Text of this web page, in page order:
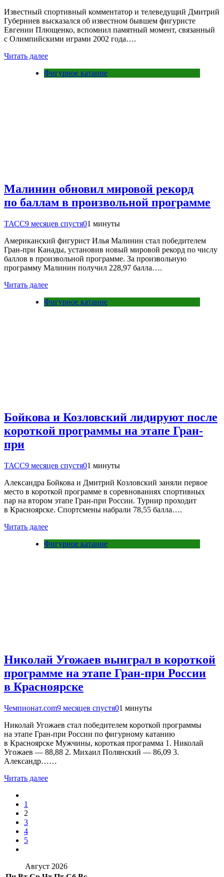
Известный спортивный комментатор и телеведущий Дмитрий
Губерниев высказался об известном бывшем фигуристе
Евгении Плющенко, вспомнил памятный момент, связанный
с Олимпийскими играми 2002 года….
Читать далее
Фигурное катание
Малинин обновил мировой рекорд
по баллам в произвольной программе
ТАСС9 месяцев спустя01 минуты
Американский фигурист Илья Малинин стал победителем
Гран-при Канады, установив новый мировой рекорд по числу
баллов в произвольной программе. За произвольную
программу Малинин получил 228,97 балла….
Читать далее
Фигурное катание
Бойкова и Козловский лидируют после
короткой программы на этапе Гран-
при
ТАСС9 месяцев спустя01 минуты
Александра Бойкова и Дмитрий Козловский заняли первое
место в короткой программе в соревнованиях спортивных
пар на втором этапе Гран-при России. Турнир проходит
в Красноярске. Спортсмены набрали 78,55 балла….
Читать далее
Фигурное катание
Николай Угожаев выиграл в короткой
программе на этапе Гран-при России
в Красноярске
Чемпионат.com9 месяцев спустя01 минуты
Николай Угожаев стал победителем короткой программы
на этапе Гран-при России по фигурному катанию
в Красноярске Мужчины, короткая программа 1. Николай
Угожаев — 88,88 2. Михаил Полянский — 86,09 3.
Александр……
Читать далее
1
2
3
4
5
Август 2026